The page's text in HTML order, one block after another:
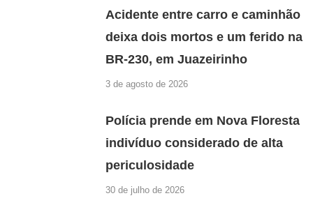
Acidente entre carro e caminhão
deixa dois mortos e um ferido na
BR-230, em Juazeirinho
3 de agosto de 2026
Polícia prende em Nova Floresta
indivíduo considerado de alta
periculosidade
30 de julho de 2026